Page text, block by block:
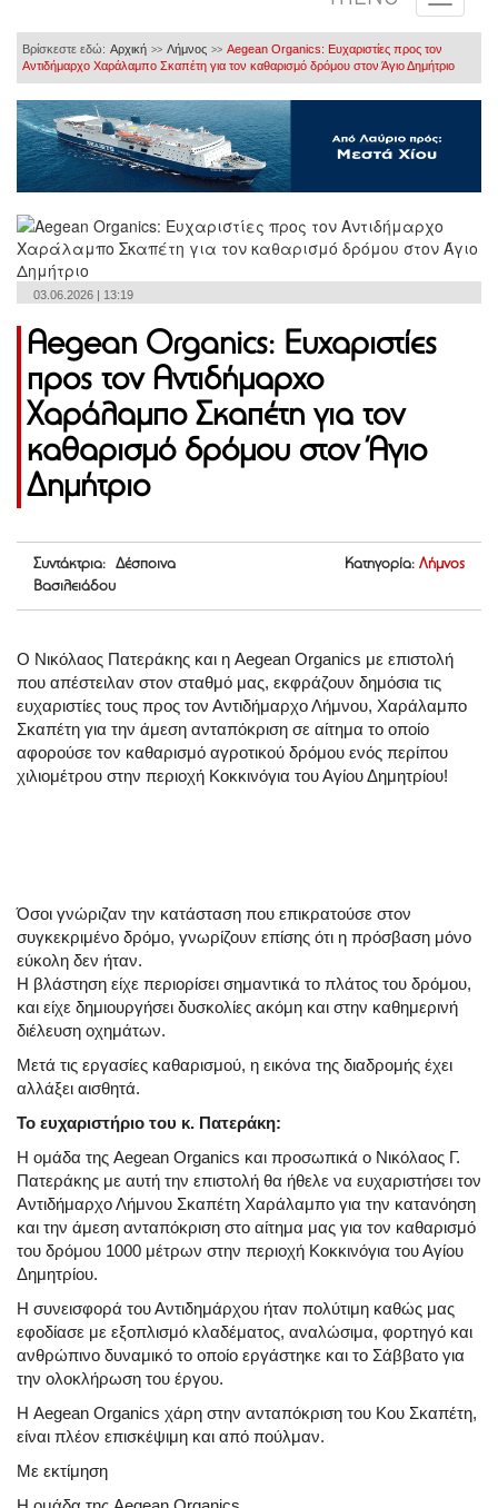
Βρίσκεστε εδώ: Αρχική >> Λήμνος >> Aegean Organics: Ευχαριστίες προς τον
Αντιδήμαρχο Χαράλαμπο Σκαπέτη για τον καθαρισμό δρόμου στον Άγιο Δημήτριο
03.06.2026 | 13:19
Aegean Organics: Ευχαριστίες
προς τον Αντιδήμαρχο
Χαράλαμπο Σκαπέτη για τον
καθαρισμό δρόμου στον Άγιο
Δημήτριο
Συντάκτρια: Δέσποινα
Βασιλειάδου
Κατηγορία: Λήμνος
Ο Νικόλαος Πατεράκης και η Aegean Organics με επιστολή
που απέστειλαν στον σταθμό μας, εκφράζουν δημόσια τις
ευχαριστίες τους προς τον Αντιδήμαρχο Λήμνου, Χαράλαμπο
Σκαπέτη για την άμεση ανταπόκριση σε αίτημα το οποίο
αφορούσε τον καθαρισμό αγροτικού δρόμου ενός περίπου
χιλιομέτρου στην περιοχή Κοκκινόγια του Αγίου Δημητρίου!
Όσοι γνώριζαν την κατάσταση που επικρατούσε στον
συγκεκριμένο δρόμο, γνωρίζουν επίσης ότι η πρόσβαση μόνο
εύκολη δεν ήταν.
Η βλάστηση είχε περιορίσει σημαντικά το πλάτος του δρόμου,
και είχε δημιουργήσει δυσκολίες ακόμη και στην καθημερινή
διέλευση οχημάτων.
Μετά τις εργασίες καθαρισμού, η εικόνα της διαδρομής έχει
αλλάξει αισθητά.
Το ευχαριστήριο του κ. Πατεράκη:
Η ομάδα της Aegean Organics και προσωπικά ο Νικόλαος Γ.
Πατεράκης με αυτή την επιστολή θα ήθελε να ευχαριστήσει τον
Αντιδήμαρχο Λήμνου Σκαπέτη Χαράλαμπο για την κατανόηση
και την άμεση ανταπόκριση στο αίτημα μας για τον καθαρισμό
του δρόμου 1000 μέτρων στην περιοχή Κοκκινόγια του Αγίου
Δημητρίου.
Η συνεισφορά του Αντιδημάρχου ήταν πολύτιμη καθώς μας
εφοδίασε με εξοπλισμό κλαδέματος, αναλώσιμα, φορτηγό και
ανθρώπινο δυναμικό το οποίο εργάστηκε και το Σάββατο για
την ολοκλήρωση του έργου.
Η Aegean Organics χάρη στην ανταπόκριση του Κου Σκαπέτη,
είναι πλέον επισκέψιμη και από πούλμαν.
Με εκτίμηση